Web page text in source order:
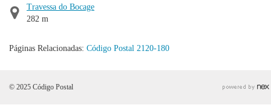
Travessa do Bocage
282 m
Páginas Relacionadas: Código Postal 2120-180
© 2025 Código Postal